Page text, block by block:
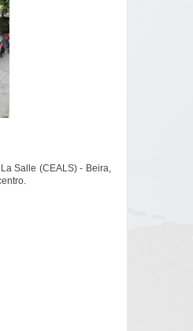
Salle (CEALS) - Beira,